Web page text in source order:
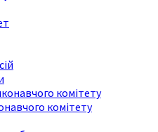
комітету
комітету